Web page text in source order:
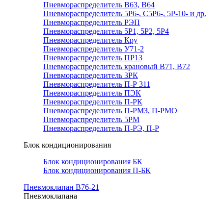
Пневмораспределитель В63, В64
Пневмораспределитель 5Р6-, С5Р6-, 5Р-10- и др.
Пневмораспределитель РЭП
Пневмораспределитель 5Р1, 5Р2, 5Р4
Пневмораспределитель Кру
Пневмораспределитель У71-2
Пневмораспределитель ПР13
Пневмораспределитель крановый В71, В72
Пневмораспределитель 3РК
Пневмораспределитель П-Р 311
Пневмораспределитель ПЭК
Пневмораспределитель П-РК
Пневмораспределитель П-РМЗ, П-РМО
Пневмораспределитель 5РМ
Пневмораспределитель П-РЭ, П-Р
Блок кондиционирования
Блок кондиционирования БК
Блок кондиционирования П-БК
Пневмоклапан В76-21
Пневмоклапана